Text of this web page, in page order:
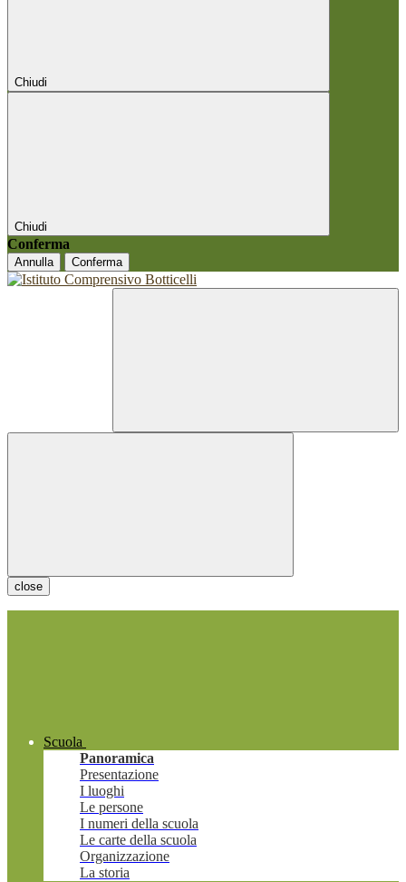
Chiudi
Chiudi
Conferma
Annulla Conferma
close
Scuola
Panoramica
Presentazione
I luoghi
Le persone
I numeri della scuola
Le carte della scuola
Organizzazione
La storia